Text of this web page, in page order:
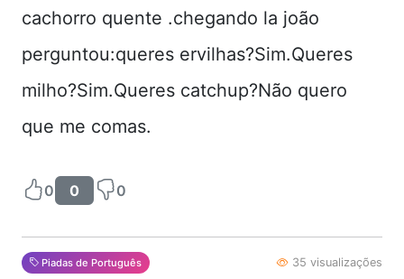
cachorro quente .chegando la joão
perguntou:queres ervilhas?Sim.Queres
milho?Sim.Queres catchup?Não quero
que me comas.
0 0 0
Piadas de Português 35 visualizações